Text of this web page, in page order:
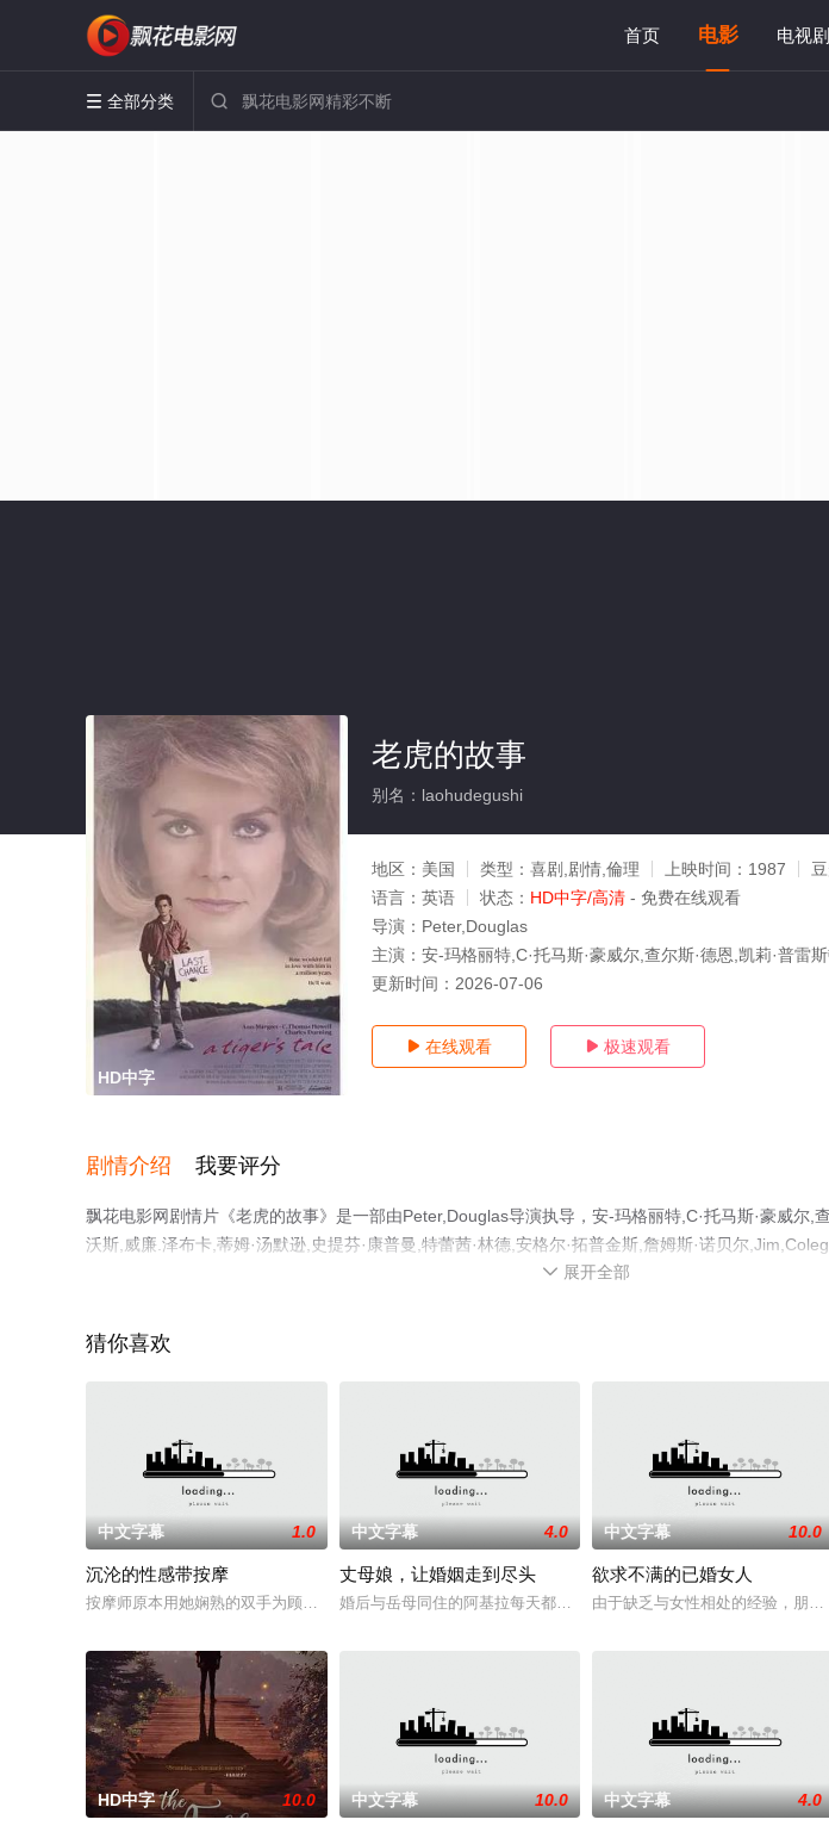
首页 电影 电视剧
 全部分类 
HD中字
老虎的故事
别名：laohudegushi
地区： 美国 类型： 喜剧,剧情,倫理 上映时间： 1987
语言： 英语 状态： HD中字/高清 - 免费在线观看
导演： Peter,Douglas
主演： 安-玛格丽特,C·托马斯·豪威尔,查尔斯·德恩,凯莉·普雷
更新时间： 2026-07-06
 在线观看  极速观看
剧情介绍 我要评分
飘花电影网剧情片《老虎的故事》是一部由Peter,Douglas导演执导，安-玛格丽特,C·托马斯·豪威尔,
沃斯,威廉.泽布卡,蒂姆·汤默逊,史提芬·康普曼,特蕾茜·林德,安格尔·拓普金斯,詹姆斯·诺贝尔
彩演绎的美国电影，手机免费观看高清未删减完整版电影大全就上飘花影院，更多相关信息可移步至
 展开全部
猜你喜欢
中文字幕 1.0
沉沦的性感带按摩
按摩师原本用她娴熟的双手为顾客按摩，现在却突然展现出她隐藏的口技来服务顾客。女人们被强烈的吸吮
中文字幕 4.0
丈母娘，让婚姻走到尽头
婚后与岳母同住的阿基拉每天都因为岳母的性感魅力而左右为难。他害
中文字幕 10.0
欲求不满的已婚女人
由于缺乏与女性相处的经验，朋
HD中字 10.0 中文字幕 10.0 中文字幕 4.0